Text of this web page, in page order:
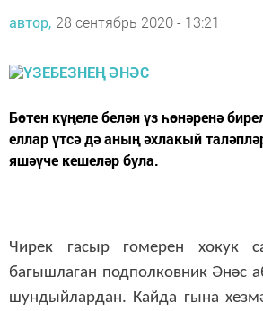
автор, 28 сентябрь 2020 - 13:21
Бөтен күңеле белән үз һөнәренә
еллар үтсә дә аның әхлакый
яшәүче кешеләр була.
Чирек гасыр гомерен хокук
багышлаган подполковник Әнәс
шундыйлардан. Кайда гына